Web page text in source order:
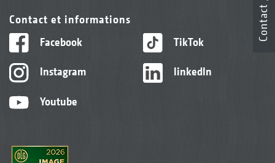
Contact et informations
Facebook
Instagram
Youtube
TikTok
linkedIn
Contact